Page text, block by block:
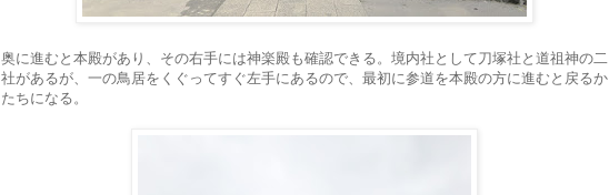
奥に進むと本殿があり、その右手には神楽殿も確認できる。境内社として刀塚社と道祖神の二
社があるが、一の鳥居をくぐってすぐ左手にあるので、最初に参道を本殿の方に進むと戻るか
たちになる。